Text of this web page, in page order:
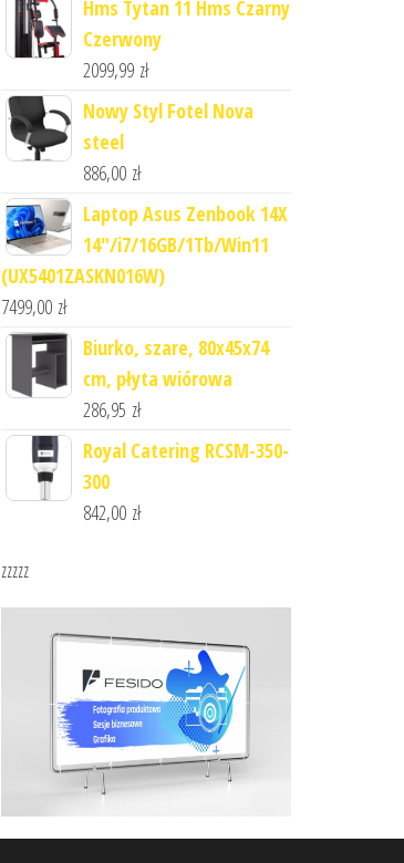
Hms Tytan 11 Hms Czarny
Czerwony
2099,99 zł
Nowy Styl Fotel Nova
steel
886,00 zł
Laptop Asus Zenbook 14X
14"/i7/16GB/1Tb/Win11
(UX5401ZASKN016W)
7499,00 zł
Biurko, szare, 80x45x74
cm, płyta wiórowa
286,95 zł
Royal Catering RCSM-350-
300
842,00 zł
zzzzz